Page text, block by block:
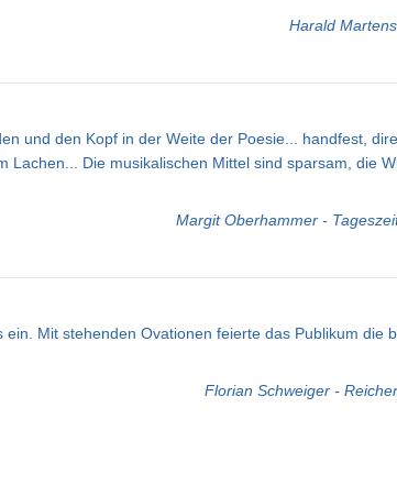
Harald
und den Kopf in der Weite der Poesie... handfest,
Die musikalischen Mittel sind sparsam, die
Margit Oberhammer -
Mit stehenden Ovationen feierte das Publikum die
Florian Schweiger -